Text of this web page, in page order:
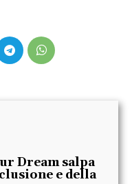
Dream salpa
e della